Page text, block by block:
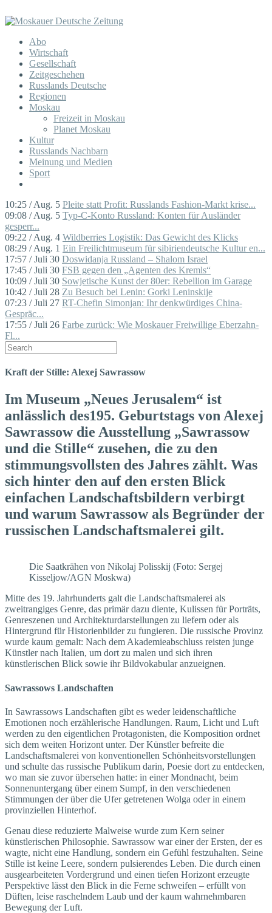
Abo
Wirtschaft
Gesellschaft
Zeitgeschehen
Russlands Deutsche
Regionen
Moskau
Freizeit in Moskau
Planet Moskau
Kultur
Russlands Nachbarn
Meinung und Medien
Sport
10:25 / Aug. 5 Pleite statt Profit: Russlands Fashion-Markt krise...
09:08 / Aug. 5 Typ-C-Konto Russland: Konten für Ausländer
gesperr...
09:22 / Aug. 4 Wildberries Logistik: Das Gewicht des Klicks
08:29 / Aug. 1 Ein Freilichtmuseum für sibiriendeutsche Kultur en...
17:57 / Juli 30 Doswidanja Russland – Shalom Israel
17:45 / Juli 30 FSB gegen den „Agenten des Kremls“
10:09 / Juli 30 Sowjetische Kunst der 80er: Rebellion im Garage
10:42 / Juli 28 Zu Besuch bei Lenin: Gorki Leninskije
07:23 / Juli 27 RT-Chefin Simonjan: Ihr denkwürdiges China-
Gespräc...
17:55 / Juli 26 Farbe zurück: Wie Moskauer Freiwillige Eberzahn-
Fl...
Kraft der Stille: Alexej Sawrassow
Im Museum „Neues Jerusalem“ ist
anlässlich des195. Geburtstags von Alexej
Sawrassow die Ausstellung „Sawrassow
und die Stille“ zusehen, die zu den
stimmungsvollsten des Jahres zählt. Was
sich hinter den auf den ersten Blick
einfachen Landschaftsbildern verbirgt
und warum Sawrassow als Begründer der
russischen Landschaftsmalerei gilt.
Die Saatkrähen von Nikolaj Polisskij (Foto: Sergej
Kisseljow/AGN Moskwa)
Mitte des 19. Jahrhunderts galt die Landschaftsmalerei als
zweitrangiges Genre, das primär dazu diente, Kulissen für Porträts,
Genreszenen und Architekturdarstellungen zu liefern oder als
Hintergrund für Historienbilder zu fungieren. Die russische Provinz
wurde kaum gemalt: Nach dem Akademieabschluss reisten junge
Künstler nach Italien, um dort zu malen und sich ihren
künstlerischen Blick sowie ihr Bildvokabular anzueignen.
Sawrassows Landschaften
In Sawrassows Landschaften gibt es weder leidenschaftliche
Emotionen noch erzählerische Handlungen. Raum, Licht und Luft
werden zu den eigentlichen Protagonisten, die Komposition ordnet
sich dem weiten Horizont unter. Der Künstler befreite die
Landschaftsmalerei von konventionellen Schönheitsvorstellungen
und schulte das russische Publikum darin, Poesie dort zu entdecken,
wo man sie zuvor übersehen hatte: in einer Mondnacht, beim
Sonnenuntergang über einem Sumpf, in den verschiedenen
Stimmungen der über die Ufer getretenen Wolga oder in einem
provinziellen Hinterhof.
Genau diese reduzierte Malweise wurde zum Kern seiner
künstlerischen Philosophie. Sawrassow war einer der Ersten, der es
wagte, nicht eine Handlung, sondern ein Gefühl festzuhalten. Seine
Stille ist keine Leere, sondern pulsierendes Leben. Die durch einen
ausgearbeiteten Vordergrund und einen tiefen Horizont erzeugte
Perspektive lässt den Blick in die Ferne schweifen – erfüllt von
Düften, leise raschelndem Laub und der kaum wahrnehmbaren
Bewegung der Luft.